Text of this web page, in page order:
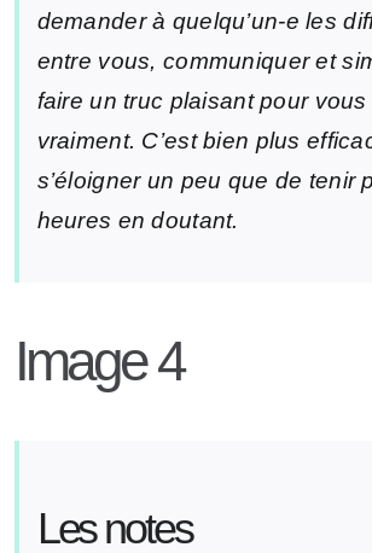
demander à quelqu’un-e les
entre vous, communiquer et
faire un truc plaisant pour vous
vraiment. C’est bien plus
s’éloigner un peu que de tenir
heures en doutant.
Image 4
Les notes